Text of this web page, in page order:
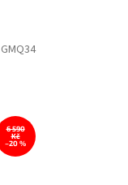
6 590
Kč
–20 %
GMQ34